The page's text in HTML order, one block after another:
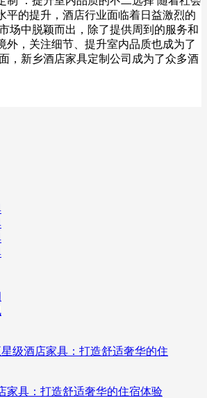
平的提升，酒店行业面临着日益激烈的
场中脱颖而出，除了提供周到的服务和
外，关注细节、提升室内品质也成为了
，新乡酒店家具定制公司成为了众多酒
家具：打造舒适奢华的住宿体验